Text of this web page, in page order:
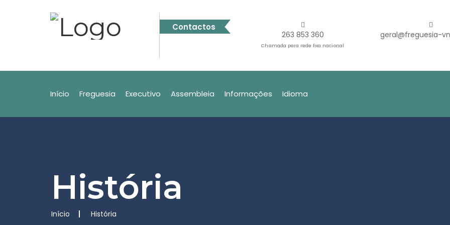
Contactos
263 853 360
Chamada para rede fixa nacional
geral@freguesia-
Início Freguesia Executivo Assembleia Informações Idioma
História
Início História